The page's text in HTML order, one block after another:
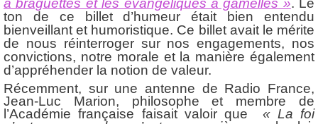
ton de ce billet d’humeur était bien entendu
bienveillant et humoristique. Ce billet avait le mérite
de nous réinterroger sur nos engagements, nos
convictions, notre morale et la manière également
d’appréhender la notion de valeur.
Récemment, sur une antenne de Radio France,
Jean-Luc Marion, philosophe et membre de
l’Académie française faisait valoir que
« La foi